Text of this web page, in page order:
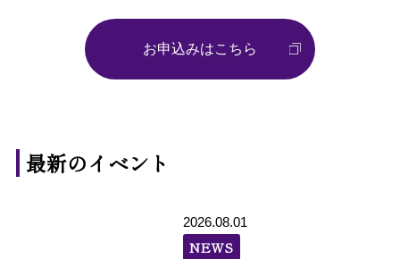
お申込みはこちら
最新のイベント
2026.08.01
NEWS